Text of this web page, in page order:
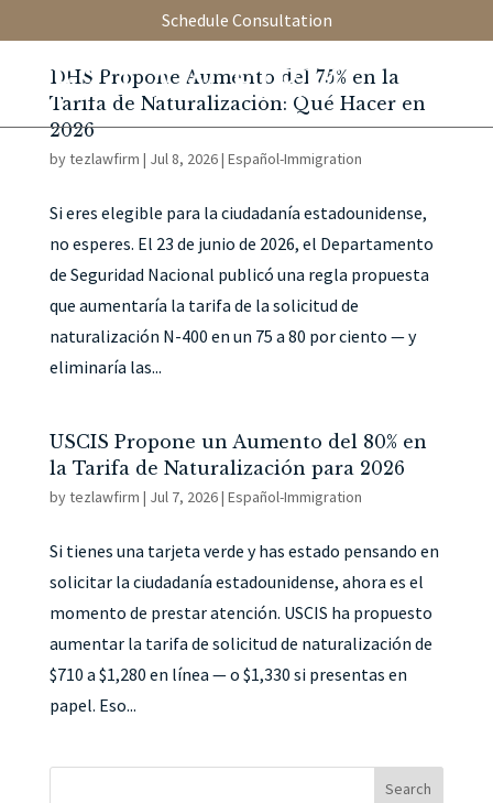
Schedule Consultation
DHS Propone Aumento del 75% en la
Tarifa de Naturalización: Qué Hacer en
2026
bytezlawfirm | Jul 8, 2026| Español-Immigration
Si eres elegible para la ciudadanía estadounidense,
no esperes. El 23 de junio de 2026, el Departamento
de Seguridad Nacional publicó una regla propuesta
que aumentaría la tarifa de la solicitud de
naturalización N-400 en un 75 a 80 por ciento — y
eliminaría las...
USCIS Propone un Aumento del 80% en
la Tarifa de Naturalización para 2026
bytezlawfirm | Jul 7, 2026| Español-Immigration
Si tienes una tarjeta verde y has estado pensando en
solicitar la ciudadanía estadounidense, ahora es el
momento de prestar atención. USCIS ha propuesto
aumentar la tarifa de solicitud de naturalización de
$710 a $1,280 en línea — o $1,330 si presentas en
papel. Eso...
Search